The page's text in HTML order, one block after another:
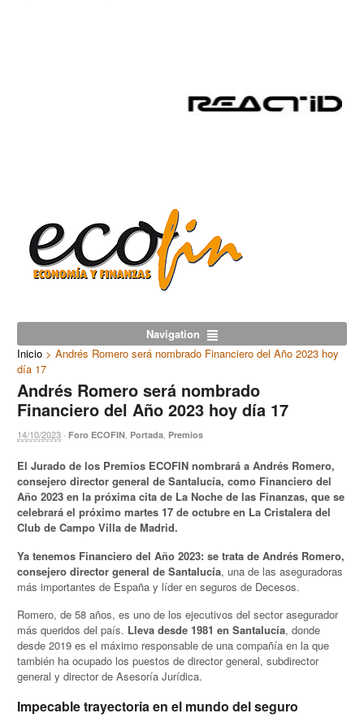
Navigation
Inicio > Andrés Romero será nombrado Financiero del Año 2023 hoy
día 17
Andrés Romero será nombrado
Financiero del Año 2023 hoy día 17
14/10/2023 · Foro ECOFIN, Portada, Premios
El Jurado de los Premios ECOFIN nombrará a Andrés Romero,
consejero director general de Santalucía, como Financiero del
Año 2023 en la próxima cita de La Noche de las Finanzas, que se
celebrará el próximo martes 17 de octubre en La Cristalera del
Club de Campo Villa de Madrid.
Ya tenemos Financiero del Año 2023: se trata de Andrés Romero,
consejero director general de Santalucía, una de las aseguradoras
más importantes de España y líder en seguros de Decesos.
Romero, de 58 años, es uno de los ejecutivos del sector asegurador
más queridos del país. Lleva desde 1981 en Santalucía, donde
desde 2019 es el máximo responsable de una compañía en la que
también ha ocupado los puestos de director general, subdirector
general y director de Asesoría Jurídica.
Impecable trayectoria en el mundo del seguro